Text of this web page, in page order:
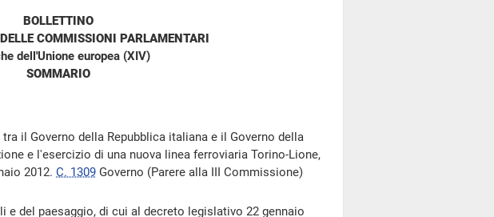
BOLLETTINO
COMMISSIONI PARLAMENTARI
dell'Unione europea (XIV)
SOMMARIO
il Governo della Repubblica italiana e il Governo della
e l'esercizio di una nuova linea ferroviaria Torino-Lione,
2012. C. 1309 Governo (Parere alla III Commissione)
e del paesaggio, di cui al decreto legislativo 22 gennaio